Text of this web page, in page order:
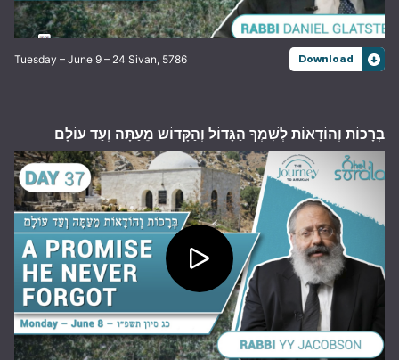
Tuesday – June 9 – 24 Sivan, 5786 Download
בְּרָכוֹת וְהוֹדָאוֹת לְשִׁמְךָ הַגָּדוֹל וְהַקָּדוֹש מֵעַתָּה וְעַד עוֹלָם